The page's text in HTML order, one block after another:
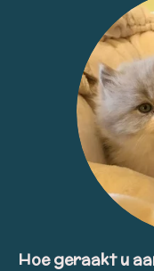
Hoe geraakt u